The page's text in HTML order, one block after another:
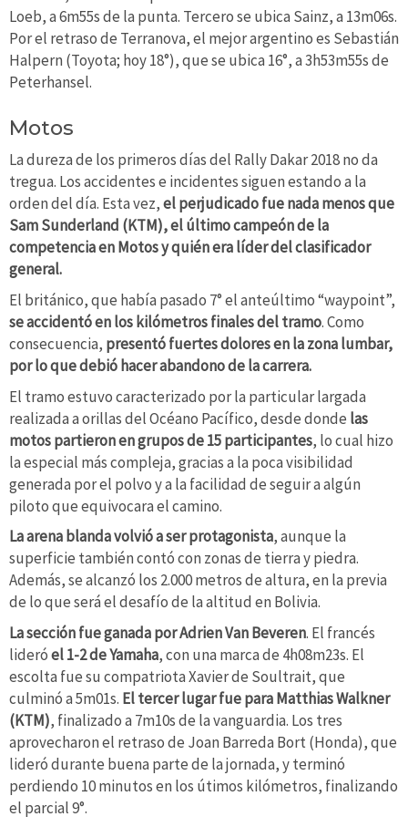
Loeb, a 6m55s de la punta. Tercero se ubica Sainz, a 13m06s.
Por el retraso de Terranova, el mejor argentino es Sebastián
Halpern (Toyota; hoy 18°), que se ubica 16°, a 3h53m55s de
Peterhansel.
Motos
La dureza de los primeros días del Rally Dakar 2018 no da
tregua. Los accidentes e incidentes siguen estando a la
orden del día. Esta vez,el perjudicado fue nada menos que
Sam Sunderland (KTM), el último campeón de la
competencia en Motos y quién era líder del clasificador
general.
El británico, que había pasado 7° el anteúltimo “waypoint”,
se accidentó en los kilómetros finales del tramo. Como
consecuencia, presentó fuertes dolores en la zona lumbar,
por lo que debió hacer abandono de la carrera.
El tramo estuvo caracterizado por la particular largada
realizada a orillas del Océano Pacífico, desde donde las
motos partieron en grupos de 15 participantes, lo cual hizo
la especial más compleja, gracias a la poca visibilidad
generada por el polvo y a la facilidad de seguir a algún
piloto que equivocara el camino.
La arena blanda volvió a ser protagonista, aunque la
superficie también contó con zonas de tierra y piedra.
Además, se alcanzó los 2.000 metros de altura, en la previa
de lo que será el desafío de la altitud en Bolivia.
La sección fue ganada por Adrien Van Beveren. El francés
lideróel 1-2 de Yamaha, con una marca de 4h08m23s. El
escolta fue su compatriota Xavier de Soultrait, que
culminó a 5m01s. El tercer lugar fue para Matthias Walkner
(KTM), finalizado a 7m10s de la vanguardia. Los tres
aprovecharon el retraso de Joan Barreda Bort (Honda), que
lideró durante buena parte de la jornada, y terminó
perdiendo 10 minutos en los útimos kilómetros, finalizando
el parcial 9°.